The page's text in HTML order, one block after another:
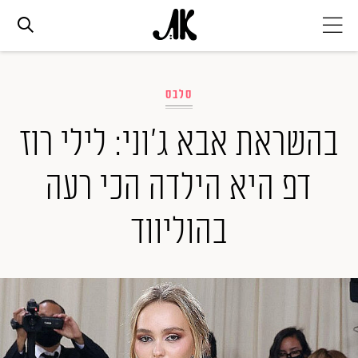
אופנה
ביוטי
סלבס
ערוצים נוספים
המגזין
סלבס
בהשראת אבא ג'וני: לילי רוז
דפ היא הילדה הכי רעה
בהוליווד